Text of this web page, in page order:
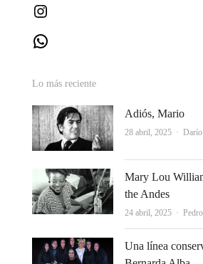
Lo más reciente
Adiós, Mario
28 abril, 2025 Autor
Mary Lou
the Andes
24 abril, 2025 Autor
Una línea